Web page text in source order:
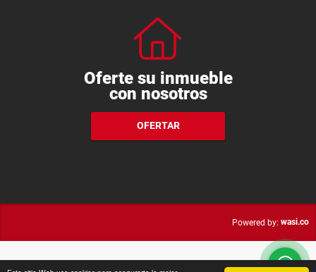
Oferte su inmueble
con nosotros
OFERTAR
Powered by: wasi.co